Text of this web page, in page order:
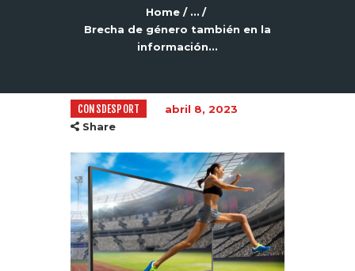
Home
...
Brecha de género también en la
información...
CONSDESPORT
abril 8, 2023
Share